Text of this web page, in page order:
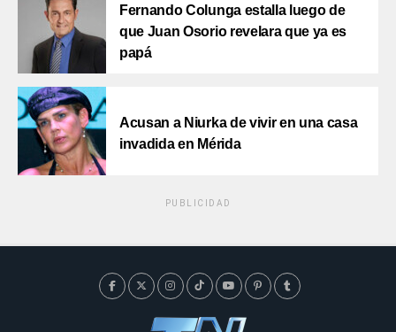
Fernando Colunga estalla luego de
que Juan Osorio revelara que ya es
papá
Acusan a Niurka de vivir en una casa
invadida en Mérida
PUBLICIDAD